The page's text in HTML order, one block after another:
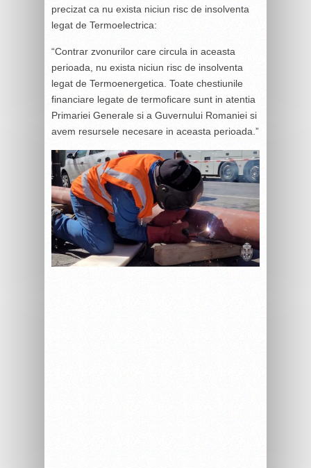
precizat ca nu exista niciun risc de insolventa
legat de Termoelectrica:
“Contrar zvonurilor care circula in aceasta
perioada, nu exista niciun risc de insolventa
legat de Termoenergetica. Toate chestiunile
financiare legate de termoficare sunt in atentia
Primariei Generale si a Guvernului Romaniei si
avem resursele necesare in aceasta perioada.”